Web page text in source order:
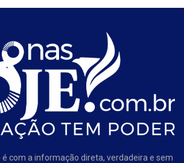
é com a informação direta, verdadeira e sem